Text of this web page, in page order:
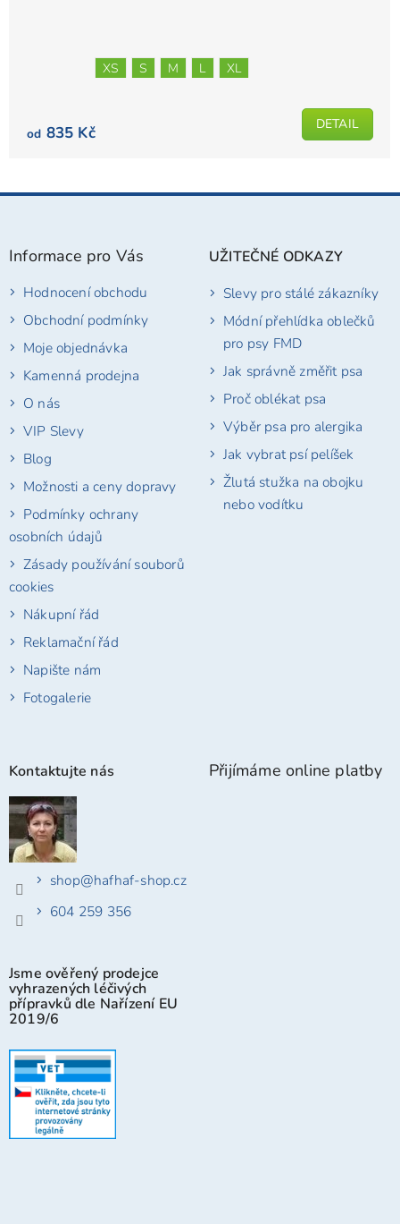
hvězdiček.
od 835 Kč DETAIL
XS S M L XL
Z
Informace pro Vás
Hodnocení obchodu
Obchodní podmínky
Moje objednávka
Kamenná prodejna
O nás
VIP Slevy
Blog
Možnosti a ceny dopravy
Podmínky ochrany
osobních údajů
Zásady používání souborů
cookies
Nákupní řád
Reklamační řád
Napište nám
Fotogalerie
UŽITEČNÉ ODKAZY
Slevy pro stálé zákazníky
Módní přehlídka oblečků
pro psy FMD
Jak správně změřit psa
Proč oblékat psa
Výběr psa pro alergika
Jak vybrat psí pelíšek
Žlutá stužka na obojku
nebo vodítku
Kontaktujte nás
shop@hafhaf-shop.cz
604 259 356
Jsme ověřený prodejce
vyhrazených léčivých
přípravků dle Nařízení EU
2019/6
Přijímáme online platby